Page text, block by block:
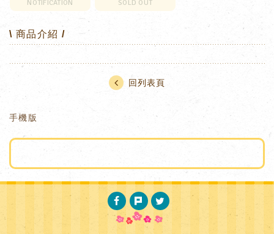
NOTIFICATION SOLD OUT
\ 商品介紹 /
回列表頁
手機版